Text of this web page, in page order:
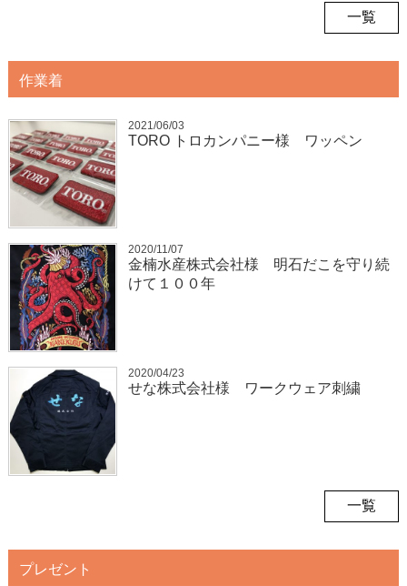
一覧
作業着
2021/06/03
TORO トロカンパニー様 ワッペン
2020/11/07
金楠水産株式会社様 明石だこを守り続
けて１００年
2020/04/23
せな株式会社様 ワークウェア刺繍
一覧
プレゼント